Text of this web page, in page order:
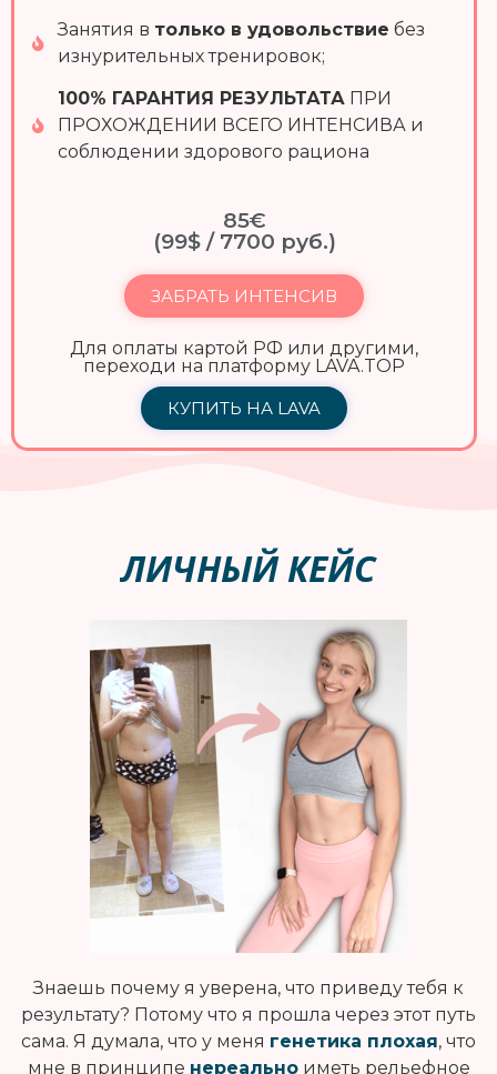
Занятия в только в удовольствие без
изнурительных тренировок;
100% ГАРАНТИЯ РЕЗУЛЬТАТАПРИ
ПРОХОЖДЕНИИ ВСЕГО ИНТЕНСИВА и
соблюдении здорового рациона
85€
(99$ / 7700 руб.)
ЗАБРАТЬ ИНТЕНСИВ
Для оплаты картой РФ или другими,
переходи на платформу LAVA.TOP
КУПИТЬ НА LAVA
ЛИЧНЫЙ КЕЙС
Знаешь почему я уверена, что приведу тебя к
результату? Потому что я прошла через этот путь
сама. Я думала, что у меня генетика плохая, что
мне в принципе нереальноиметь рельефное